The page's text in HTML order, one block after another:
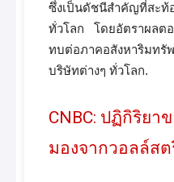
ซึ่งเป็นดัชนีสำคัญที่สะท้
ทั่วโลก โดยอัตราผลต
ทบต่อภาคอสังหาริมทรั
บริษัทต่างๆ ทั่วโลก.
CNBC: ปฏิกิริย
มองจากวอลล์ส